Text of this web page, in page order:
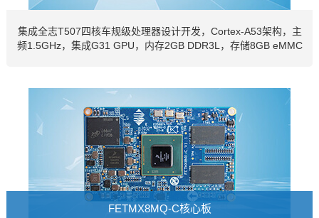
集成全志T507四核车规级处理器设计开发，Cortex-A53架构，主
频1.5GHz，集成G31 GPU，内存2GB DDR3L，存储8GB eMMC
FETMX8MQ-C核心板